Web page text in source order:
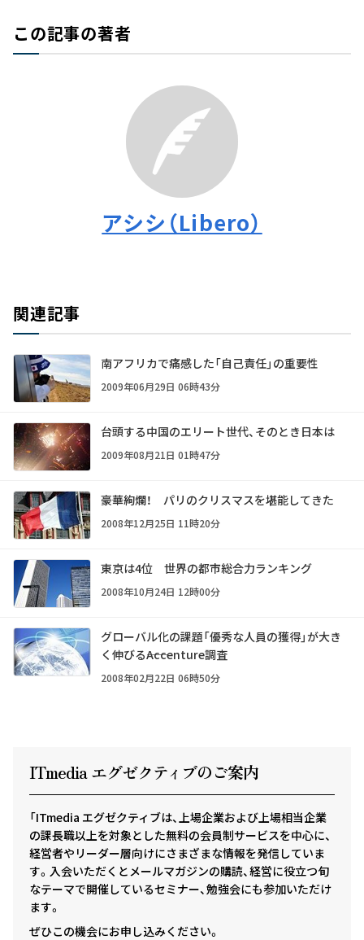
この記事の著者
アシシ（Libero）
関連記事
南アフリカで痛感した「自己責任」の重要性
2009年06月29日 06時43分
台頭する中国のエリート世代、そのとき日本は
2009年08月21日 01時47分
豪華絢爛！ パリのクリスマスを堪能してきた
2008年12月25日 11時20分
東京は4位 世界の都市総合力ランキング
2008年10月24日 12時00分
グローバル化の課題「優秀な人員の獲得」が大き
く伸びる――Accenture調査
2008年02月22日 06時50分
ITmedia エグゼクティ ブのご案内
「ITmedia エグゼクティブは、上場企業および上場相当企業
の課長職以上を対象とした無料の会員制サービスを中心に、
経営者やリーダー層向けにさまざまな情報を発信していま
す。入会いただくとメールマガジンの購読、経営に役立つ旬
なテーマで開催しているセミナー、勉強会にも参加いただけ
ます。
ぜひこの機会にお申し込みください。